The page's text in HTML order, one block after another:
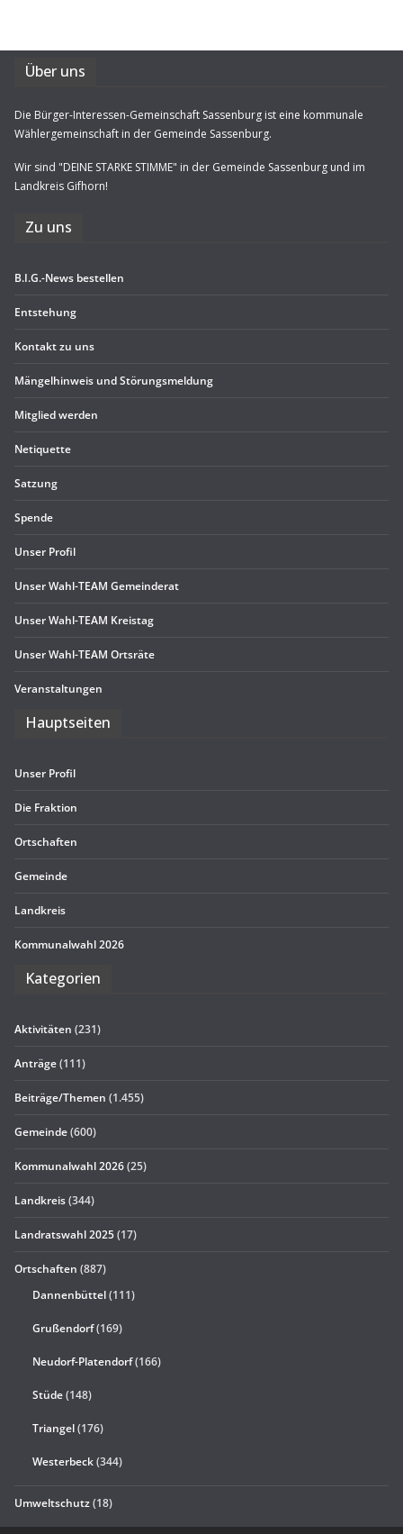
Über uns
Die Bürger-Interessen-Gemeinschaft Sassenburg ist eine kommunale
Wählergemeinschaft in der Gemeinde Sassenburg.
Wir sind "DEINE STARKE STIMME" in der Gemeinde Sassenburg und im
Landkreis Gifhorn!
Zu uns
B.I.G.-News bestel­len
Ent­ste­hung
Kon­takt zu uns
Män­gel­hin­weis und Störungsmeldung
Mit­glied werden
Neti­quette
Sat­zung
Spende
Unser Pro­fil
Unser Wahl-TEAM Gemeinderat
Unser Wahl-TEAM Kreistag
Unser Wahl-TEAM Ortsräte
Ver­an­stal­tun­gen
Haupt­sei­ten
Unser Pro­fil
Die Frak­tion
Ort­schaf­ten
Gemeinde
Land­kreis
Kom­mu­nal­wahl 2026
Kate­go­rien
Aktivitäten (231)
Anträge(111)
Beiträge/Themen (1.455)
Gemeinde(600)
Kommunalwahl 2026(25)
Landkreis(344)
Landratswahl 2025(17)
Ortschaften (887)
Dannenbüttel(111)
Grußendorf(169)
Neudorf-Platendorf(166)
Stüde(148)
Triangel(176)
Westerbeck(344)
Umweltschutz(18)